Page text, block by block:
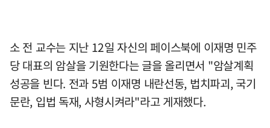
소 전 교수는 지난 12일 자신의 페이스북에 이재명 민주
당 대표의 암살을 기원한다는 글을 올리면서 "암살계획
성공을 빈다. 전과 5범 이재명 내란선동, 법치파괴, 국기
문란, 입법 독재, 사형시켜라"라고 게재했다.